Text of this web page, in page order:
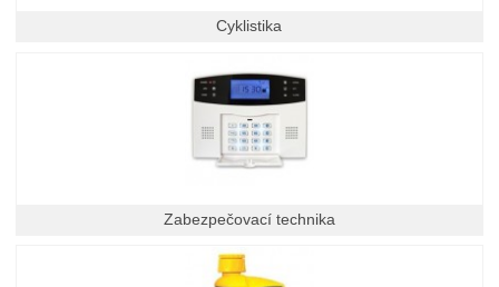
Cyklistika
Zabezpečovací technika